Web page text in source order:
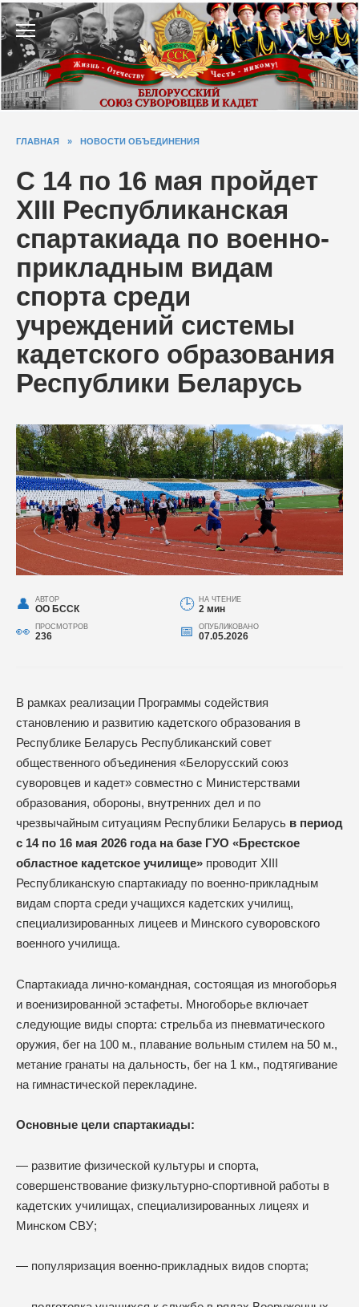
Перейти
к
содержанию
ГЛАВНАЯ » НОВОСТИ ОБЪЕДИНЕНИЯ
С 14 по 16 мая пройдет
XIII Республиканская
спартакиада по военно-
прикладным видам
спорта среди
учреждений системы
кадетского образования
Республики Беларусь
АВТОР
ОО БССК
НА ЧТЕНИЕ
2 мин
ПРОСМОТРОВ
236
ОПУБЛИКОВАНО
07.05.2026
В рамках реализации Программы содействия
становлению и развитию кадетского образования в
Республике Беларусь Республиканский совет
общественного объединения «Белорусский союз
суворовцев и кадет» совместно с Министерствами
образования, обороны, внутренних дел и по
чрезвычайным ситуациям Республики Беларусь в период
с 14 по 16 мая 2026 года на базе ГУО «Брестское
областное кадетское училище» проводит XIII
Республиканскую спартакиаду по военно-прикладным
видам спорта среди учащихся кадетских училищ,
специализированных лицеев и Минского суворовского
военного училища.
Спартакиада лично-командная, состоящая из многоборья
и военизированной эстафеты. Многоборье включает
следующие виды спорта: стрельба из пневматического
оружия, бег на 100 м., плавание вольным стилем на 50 м.,
метание гранаты на дальность, бег на 1 км., подтягивание
на гимнастической перекладине.
Основные цели спартакиады:
— развитие физической культуры и спорта,
совершенствование физкультурно-спортивной работы в
кадетских училищах, специализированных лицеях и
Минском СВУ;
— популяризация военно-прикладных видов спорта;